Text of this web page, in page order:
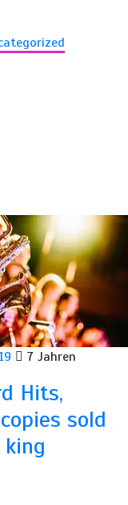
7 Jahren
Hits,
copies sold